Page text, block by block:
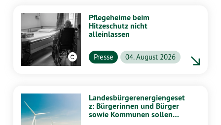
Pflegeheime beim
Hitzeschutz nicht
alleinlassen
Presse 04. August 2026
Landesbürgerenergiengeset
z: Bürgerinnen und Bürger
sowie Kommunen sollen